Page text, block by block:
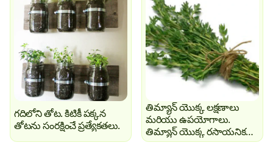
గదిలోని తోట. కిటికీ పక్కన
తోటను సంరక్షించే ప్రత్యేకతలు.
తిమ్యాన్ యొక్క లక్షణాలు
మరియు ఉపయోగాలు.
తిమ్యాన్ యొక్క రసాయనిక
సంక్లేష్